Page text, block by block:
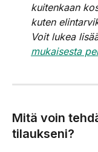
kuitenkaan
kuten
Voit lukea
mukaisesta
Mitä voin
tilaukseni?